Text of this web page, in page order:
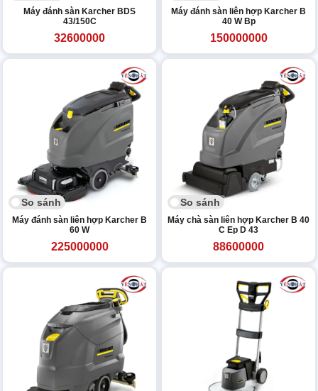
Máy đánh sàn Karcher BDS
43/150C
32600000
Máy đánh sàn liên hợp Karcher B
40 W Bp
150000000
So sánh
Máy đánh sàn liên hợp Karcher B
60 W
225000000
So sánh
Máy chà sàn liên hợp Karcher B 40
C Ep D 43
88600000